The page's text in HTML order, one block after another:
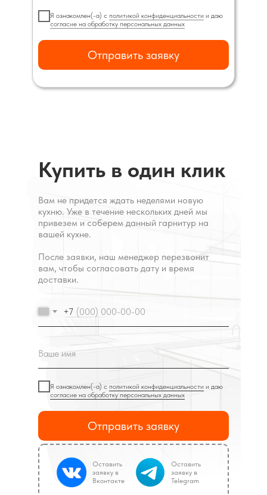
Я ознакомлен(-а) с политикой конфиденциальности и даю
согласие на обработку персональных данных
Отправить заявку
Вам не придется ждать неделями новую
кухню. Уже в течение нескольких дней мы
привезем и соберем данный гарнитур на
вашей кухне.
После заявки, наш менеджер перезвонит
вам, чтобы согласовать дату и время
доставки.
Купить в один клик
+7
Я ознакомлен(-а) с политикой конфиденциальности и даю
согласие на обработку персональных данных
Отправить заявку
Оставить
заявку в
Вконтакте
Оставить
заявку в
Telegram